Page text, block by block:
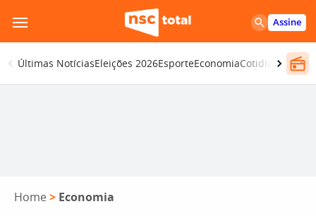
para
o
conteúdo
Assine
Últimas NotíciasEleições 2026EsporteEconomiaCotidiano
Home > Economia